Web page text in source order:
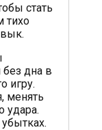
стать
тихо
дна в
игру.
менять
удара.